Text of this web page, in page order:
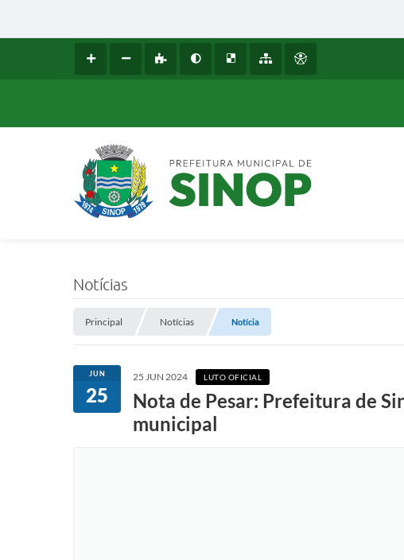
Notícias
Principal Notícias Notícia
JUN
25
25 JUN 2024 LUTO OFICIAL
Nota de Pesar: Prefeitura de
municipal